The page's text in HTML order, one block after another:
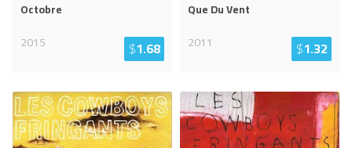
Octobre
2015
$1.68
Que Du Vent
2011
$1.32